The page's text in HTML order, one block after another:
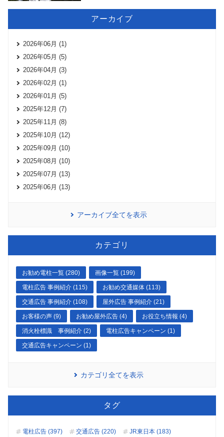
アーカイブ
2026年06月 (1)
2026年05月 (5)
2026年04月 (3)
2026年02月 (1)
2026年01月 (5)
2025年12月 (7)
2025年11月 (8)
2025年10月 (12)
2025年09月 (10)
2025年08月 (10)
2025年07月 (13)
2025年06月 (13)
アーカイブ全てを表示
カテゴリ
お勧め電柱一覧 (280) 画像一覧 (199)
電柱広告 事例紹介 (115) お勧め交通媒体 (113)
交通広告 事例紹介 (108) 屋外広告 事例紹介 (21)
お客様の声 (9) お勧め屋外広告 (4) お役立ち情報 (4)
消火栓標識 事例紹介 (2) 電柱広告キャンペーン (1)
交通広告キャンペーン (1)
カテゴリ全てを表示
タグ
電柱広告 (397) 交通広告 (220)
JR東日本 (183)